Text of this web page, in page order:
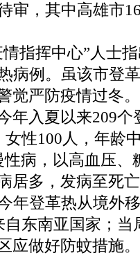
审，其中高雄市
挥中心”人士指
病例。虽该市登
觉严防疫情过冬。
入夏以来209个
女性100人，年龄
病，以高血压、
居多，发病至死
登革热从境外移
自东南亚国家；当
应做好防蚊措施。